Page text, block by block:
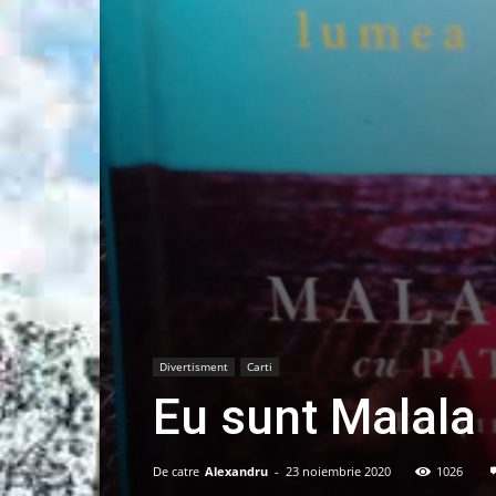
Divertisment Carti
Eu sunt Malala
De catre Alexandru - 23 noiembrie 2020 1026